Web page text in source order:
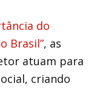
do
Brasil”, as
atuam para
criando